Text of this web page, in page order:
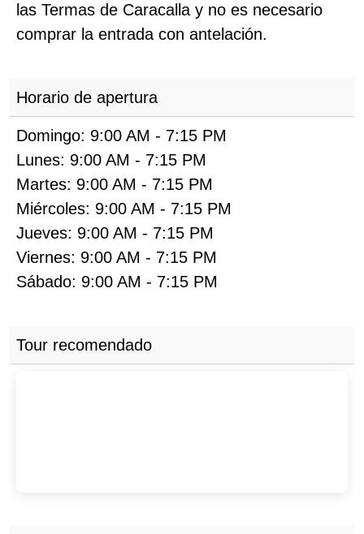
las Termas de Caracalla y no es necesario
comprar la entrada con antelación.
Horario de apertura
Domingo: 9:00 AM - 7:15 PM
Lunes: 9:00 AM - 7:15 PM
Martes: 9:00 AM - 7:15 PM
Miércoles: 9:00 AM - 7:15 PM
Jueves: 9:00 AM - 7:15 PM
Viernes: 9:00 AM - 7:15 PM
Sábado: 9:00 AM - 7:15 PM
Tour recomendado